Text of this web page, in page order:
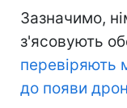
Зазначимо,
з'ясовують
перевіряють
до появи